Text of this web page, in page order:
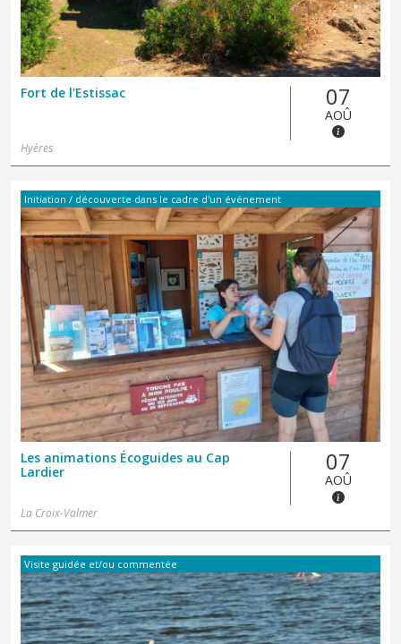
Fort de l'Estissac 07
AOÛ
Hyères
Initiation / découverte dans le cadre d'un événement
Les animations Écoguides au Cap
Lardier
07
AOÛ
La Croix-Valmer
Visite guidée et/ou commentée